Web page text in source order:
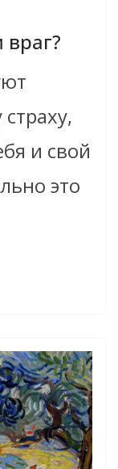
и свой
это